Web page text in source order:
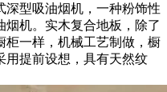
深型吸油烟机，一种粉饰性
机。实木复合地板，除了
柜一样，机械工艺制做，橱
用提前设想，具有天然纹